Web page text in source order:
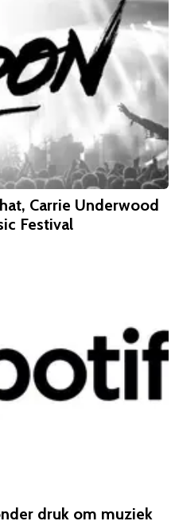
Carrie Underwood
Festival
druk om muziek